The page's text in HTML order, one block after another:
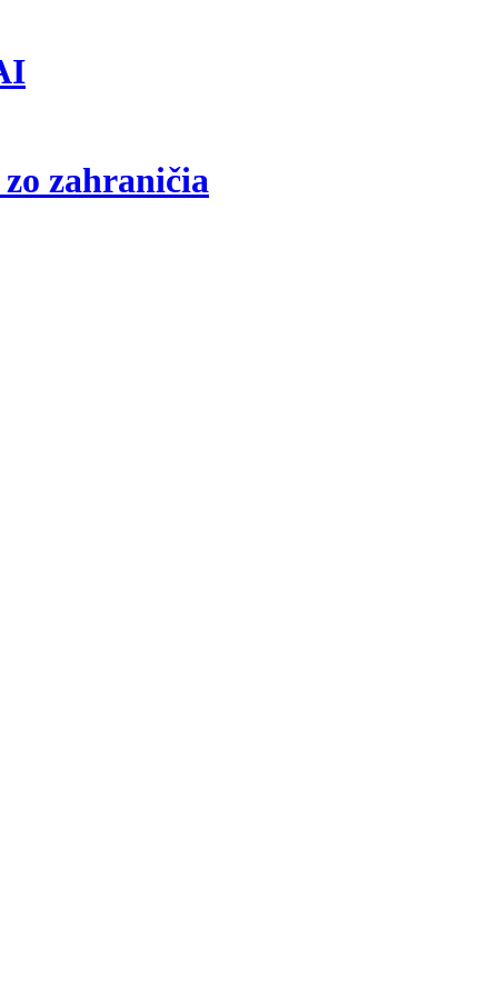
zahraničia